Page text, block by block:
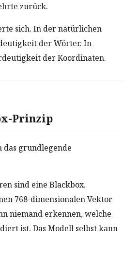
zurück.
sich. In der natürlichen
der Wörter. In
der Koordinaten.
Prinzip
grundlegende
sind eine Blackbox.
768-dimensionalen Vektor
niemand erkennen, welche
ist. Das Modell selbst kann